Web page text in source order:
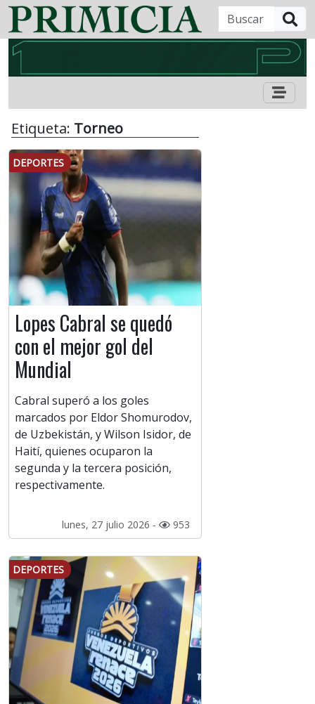
Etiqueta: Torneo
DEPORTES
Lopes Cabral se quedó
con el mejor gol del
Mundial
Cabral superó a los goles
marcados por Eldor Shomurodov,
de Uzbekistán, y Wilson Isidor, de
Haití, quienes ocuparon la
segunda y la tercera posición,
respectivamente.
lunes, 27 julio 2026 - 953
DEPORTES